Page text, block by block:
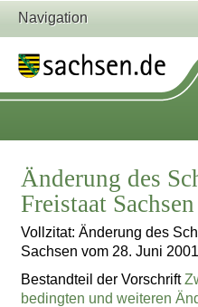
Navigation
Änderung des
Freistaat Sachsen
Vollzitat: Änderung des
Sachsen vom 28. Juni
Bestandteil der Vorschrift
bedingten und weiteren